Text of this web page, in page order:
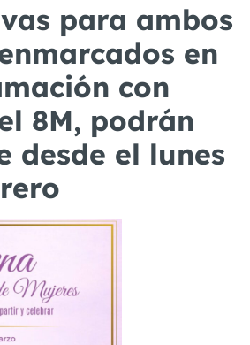
para ambos
en
con
8M, podrán
desde el lunes